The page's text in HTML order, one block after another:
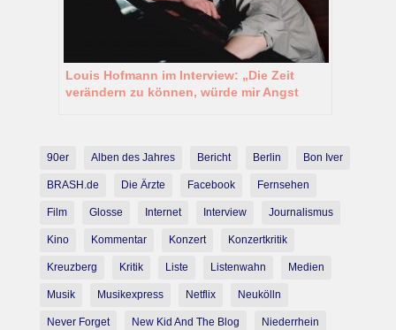
Louis Hofmann im Interview: „Die Zeit
verändern zu können, würde mir Angst
90er Alben des Jahres Bericht Berlin Bon Iver
BRASH.de Die Ärzte Facebook Fernsehen
Film Glosse Internet Interview Journalismus
Kino Kommentar Konzert Konzertkritik
Kreuzberg Kritik Liste Listenwahn Medien
Musik Musikexpress Netflix Neukölln
Never Forget New Kid And The Blog Niederrhein